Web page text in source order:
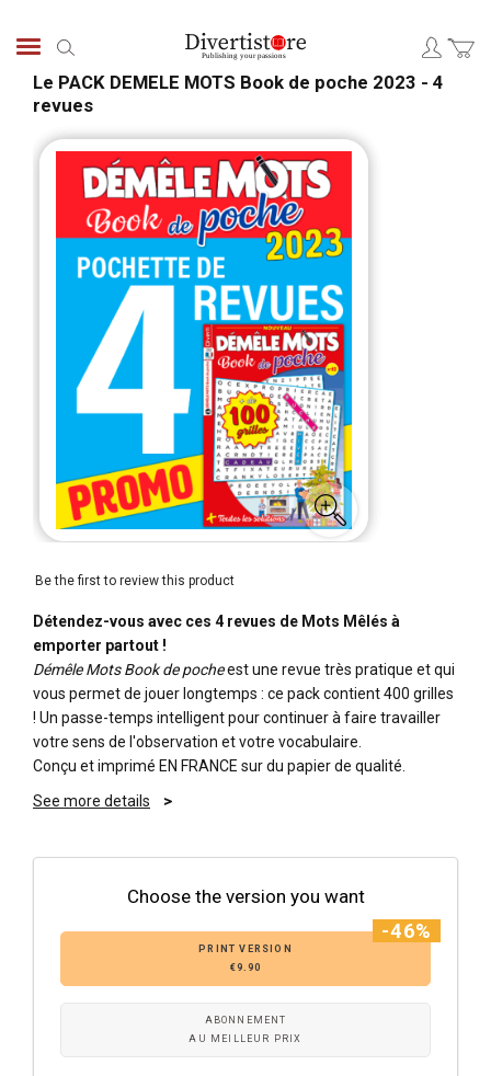
Le PACK DEMELE MOTS Book de poche 2023 - 4
revues
Skip
to
images
Be the first to review this product
Détendez-vous avec ces 4 revues de Mots Mêlés à
emporter partout !
Démêle Mots Book de pocheest une revue très pratique et qui
vous permet de jouer longtemps : ce pack contient 400 grilles
! Un passe-temps intelligent pour continuer à faire travailler
votre sens de l'observation et votre vocabulaire.
Conçu et imprimé EN FRANCE sur du papier de qualité.
See more details
Choose the version you want
PRINT VERSION
€9.90
-46%
ABONNEMENT
AU MEILLEUR PRIX